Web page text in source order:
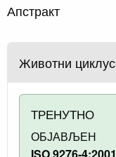
Апстракт
Животни циклус
ТРЕНУТНО
ОБЈАВЉЕН
ISO 9276-4:2001